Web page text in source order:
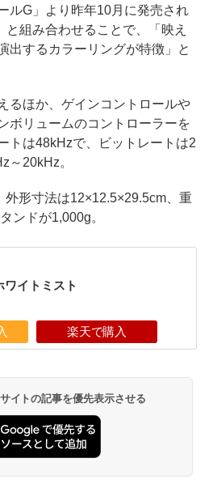
ルG」より昨年10月に発売され
組み合わせることで、「映え
出するカラーリングが特徴」と
るほか、ゲインコントロールや
ボリュームのコントローラーを
トは48kHzで、ビットレートは2
～20kHz。
形寸法は12×12.5×29.5cm、重
ンドが1,000g。
ワイトミスト
楽天で購入
イトの記事を優先表示させる